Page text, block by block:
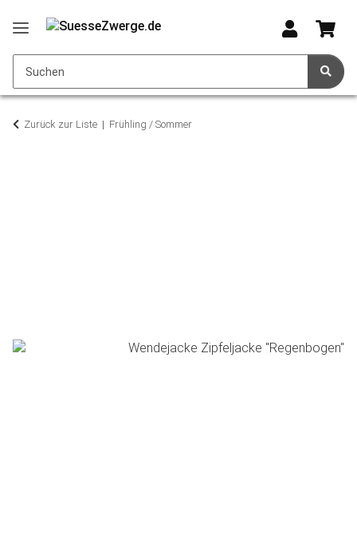
Zurück zur Liste Frühling / Sommer